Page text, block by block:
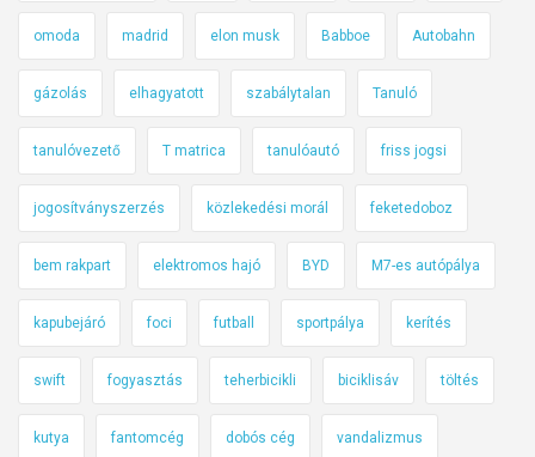
omoda madrid elon musk Babboe Autobahn
gázolás elhagyatott szabálytalan Tanuló
tanulóvezető T matrica tanulóautó friss jogsi
jogosítványszerzés közlekedési morál feketedoboz
bem rakpart elektromos hajó BYD M7-es autópálya
kapubejáró foci futball sportpálya kerítés
swift fogyasztás teherbicikli biciklisáv töltés
kutya fantomcég dobós cég vandalizmus